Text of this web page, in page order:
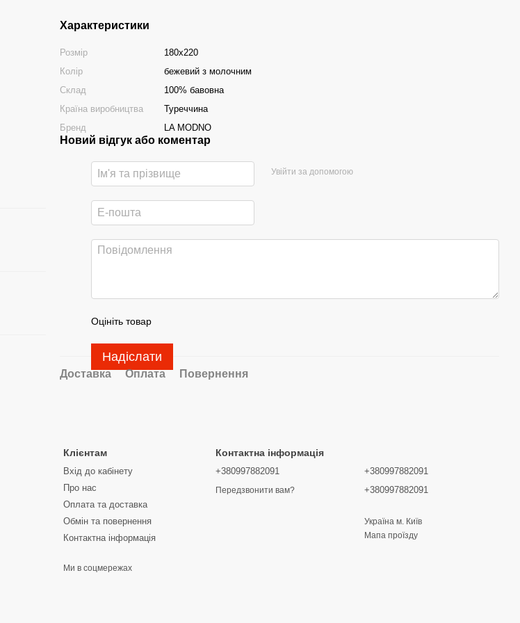
Характеристики
Розмір
180х220
Колір
бежевий з молочним
Склад
100% бавовна
Країна виробництва
Туреччина
Бренд
LA MODNO
Новий відгук або коментар
Увійти за допомогою
Оцініть товар
Надіслати
Доставка Оплата Повернення
Клієнтам
Вхід до кабінету
Про нас
Оплата та доставка
Обмін та повернення
Контактна інформація
Ми в соцмережах
Контактна інформація
+380997882091
Передзвонити вам?
+380997882091
+380997882091
Україна м. Київ
Мапа проїзду